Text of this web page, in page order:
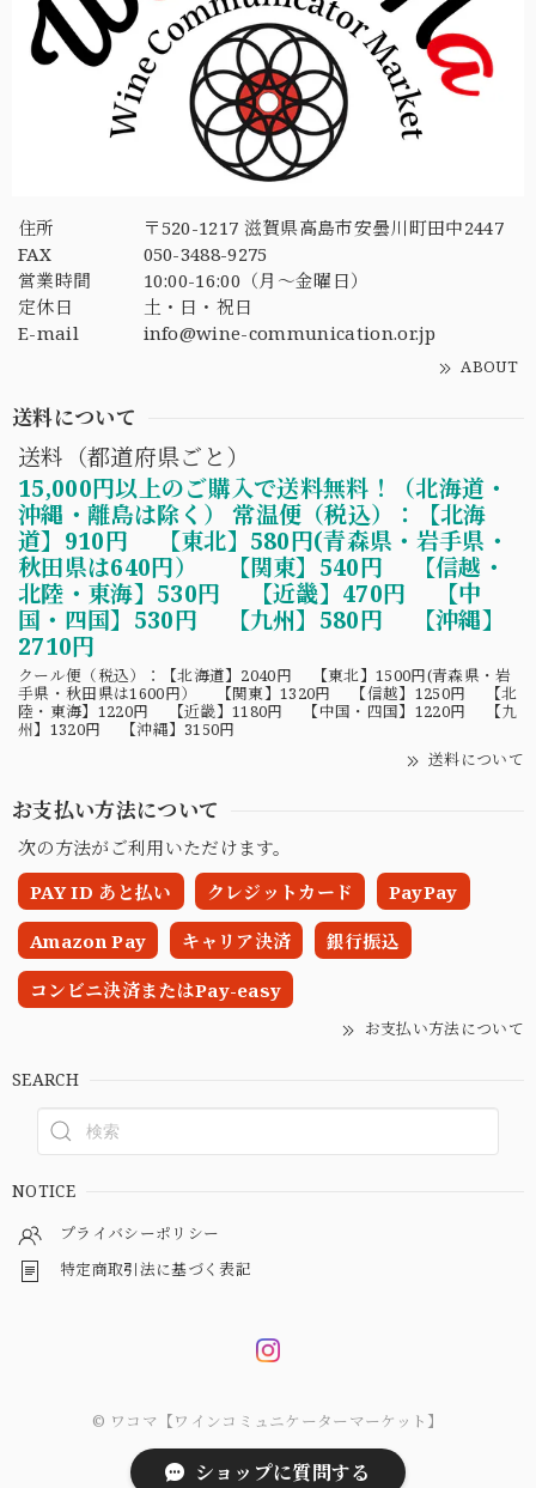
住所
〒520-1217 滋賀県高島市安曇川町田中2447
FAX
050-3488-9275
営業時間
10:00-16:00（月〜金曜日）
定休日
土・日・祝日
E-mail
info@wine-communication.or.jp
ABOUT
送料について
送料（都道府県ごと）
15,000円以上のご購入で送料無料！（北海道・
沖縄・離島は除く） 常温便（税込）：【北海
道】910円 【東北】580円(青森県・岩手県・
秋田県は640円） 【関東】540円 【信越・
北陸・東海】530円 【近畿】470円 【中
国・四国】530円 【九州】580円 【沖縄】
2710円
クール便（税込）：【北海道】2040円 【東北】1500円(青森県・岩
手県・秋田県は1600円） 【関東】1320円 【信越】1250円 【北
陸・東海】1220円 【近畿】1180円 【中国・四国】1220円 【九
州】1320円 【沖縄】3150円
送料について
お支払い方法について
次の方法がご利用いただけます。
PAY ID あと払い
クレジットカード PayPay
Amazon Pay キャリア決済 銀行振込
コンビニ決済またはPay-easy
お支払い方法について
SEARCH
NOTICE
プライバシーポリシー
特定商取引法に基づく表記
© ワコマ【ワインコミュニケーターマーケット】
ショップに質問する